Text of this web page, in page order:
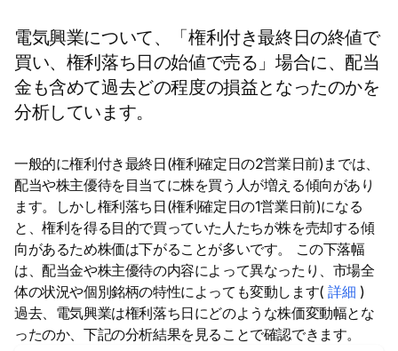
電気興業について、「権利付き最終日の終値で
買い、権利落ち日の始値で売る」場合に、配当
金も含めて過去どの程度の損益となったのかを
分析しています。
一般的に権利付き最終日(権利確定日の2営業日前)までは、
配当や株主優待を目当てに株を買う人が増える傾向があり
ます。しかし権利落ち日(権利確定日の1営業日前)になる
と、権利を得る目的で買っていた人たちが株を売却する傾
向があるため株価は下がることが多いです。 この下落幅
は、配当金や株主優待の内容によって異なったり、市場全
体の状況や個別銘柄の特性によっても変動します(詳細 )
過去、電気興業は権利落ち日にどのような株価変動幅とな
ったのか、下記の分析結果を見ることで確認できます。